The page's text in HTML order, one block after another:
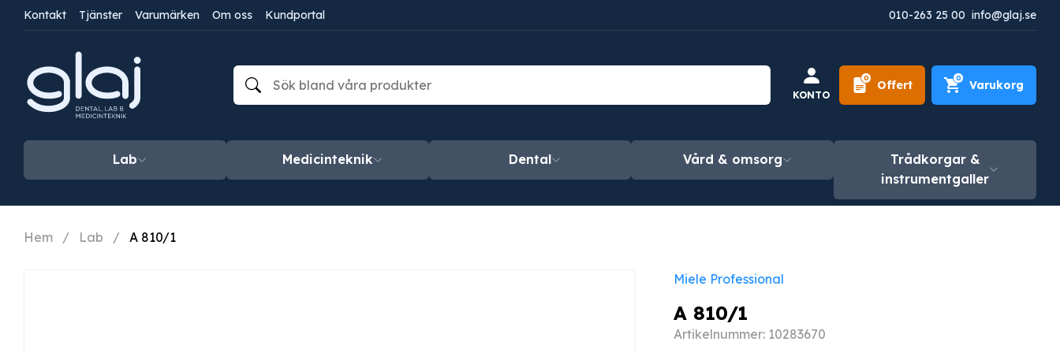
Kontakt Tjänster Varumärken Om oss Kundportal 010-263 25 00 info@glaj.se
KONTO
0
Offert
0
Varukorg
Lab Medicinteknik Dental Vård & omsorg
Trådkorgar &
instrumentgaller
Hem / Lab / A 810/1
Miele Professional
A 810/1
Artikelnummer: 10283670